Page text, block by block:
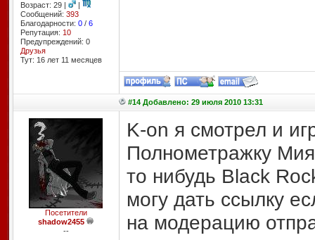
Возраст: 29 |
|
Сообщений: 393
Благодарности: 0/ 6
Репутация: 10
Предупреждений: 0
Друзья
Тут: 16 лет 11 месяцев
#14 Добавлено: 29 июля 2010 13:31
Посетители
shadow2455
--
K-on я смотрел и
Полнометражку
то нибудь Black
могу дать ссылку
на модерацию